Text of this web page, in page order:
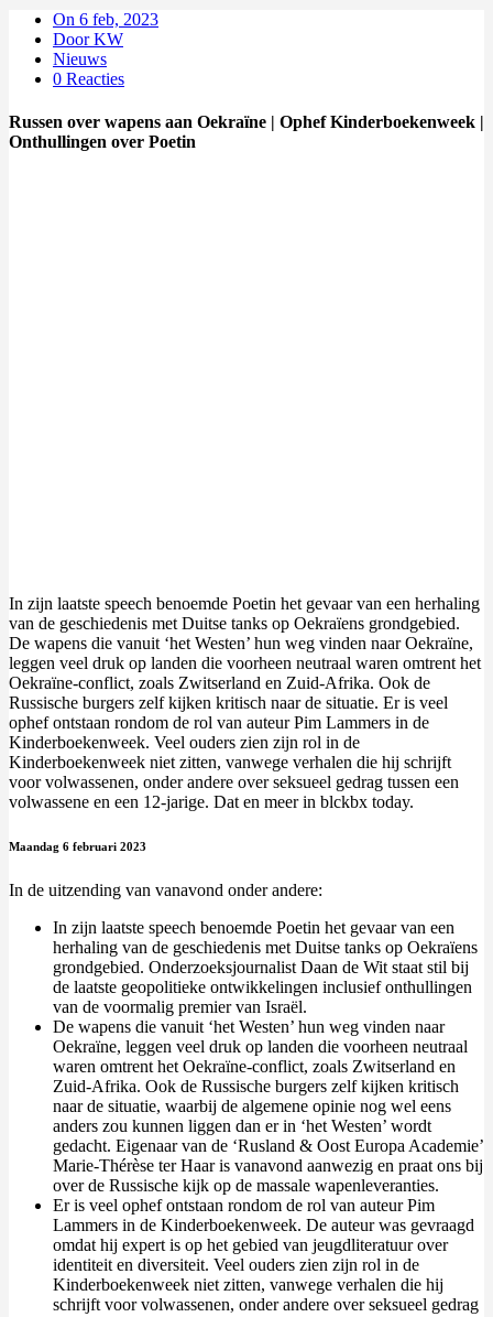
On 6 feb, 2023
Door KW
Nieuws
0 Reacties
Russen over wapens aan Oekraïne | Ophef Kinderboekenweek |
Onthullingen over Poetin
In zijn laatste speech benoemde Poetin het gevaar van een herhaling
van de geschiedenis met Duitse tanks op Oekraïens grondgebied.
De wapens die vanuit ‘het Westen’ hun weg vinden naar Oekraïne,
leggen veel druk op landen die voorheen neutraal waren omtrent het
Oekraïne-conflict, zoals Zwitserland en Zuid-Afrika. Ook de
Russische burgers zelf kijken kritisch naar de situatie. Er is veel
ophef ontstaan rondom de rol van auteur Pim Lammers in de
Kinderboekenweek. Veel ouders zien zijn rol in de
Kinderboekenweek niet zitten, vanwege verhalen die hij schrijft
voor volwassenen, onder andere over seksueel gedrag tussen een
volwassene en een 12-jarige. Dat en meer in blckbx today.
Maandag 6 februari 2023
In de uitzending van vanavond onder andere:
In zijn laatste speech benoemde Poetin het gevaar van een
herhaling van de geschiedenis met Duitse tanks op Oekraïens
grondgebied. Onderzoeksjournalist Daan de Wit staat stil bij
de laatste geopolitieke ontwikkelingen inclusief onthullingen
van de voormalig premier van Israël.
De wapens die vanuit ‘het Westen’ hun weg vinden naar
Oekraïne, leggen veel druk op landen die voorheen neutraal
waren omtrent het Oekraïne-conflict, zoals Zwitserland en
Zuid-Afrika. Ook de Russische burgers zelf kijken kritisch
naar de situatie, waarbij de algemene opinie nog wel eens
anders zou kunnen liggen dan er in ‘het Westen’ wordt
gedacht. Eigenaar van de ‘Rusland & Oost Europa Academie’
Marie-Thérèse ter Haar is vanavond aanwezig en praat ons bij
over de Russische kijk op de massale wapenleveranties.
Er is veel ophef ontstaan rondom de rol van auteur Pim
Lammers in de Kinderboekenweek. De auteur was gevraagd
omdat hij expert is op het gebied van jeugdliteratuur over
identiteit en diversiteit. Veel ouders zien zijn rol in de
Kinderboekenweek niet zitten, vanwege verhalen die hij
schrijft voor volwassenen, onder andere over seksueel gedrag